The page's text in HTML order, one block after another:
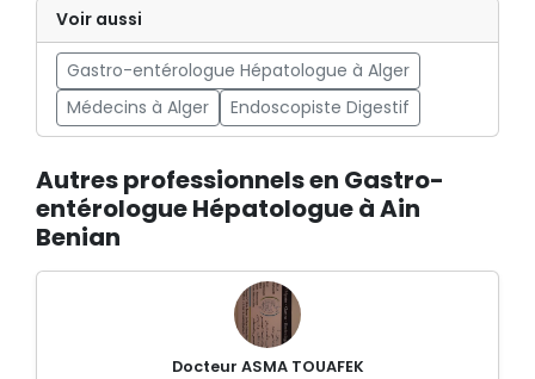
Voir aussi
Gastro-entérologue Hépatologue à Alger
Médecins à Alger
Endoscopiste Digestif
Autres professionnels en Gastro-
entérologue Hépatologue à Ain
Benian
Docteur ASMA TOUAFEK